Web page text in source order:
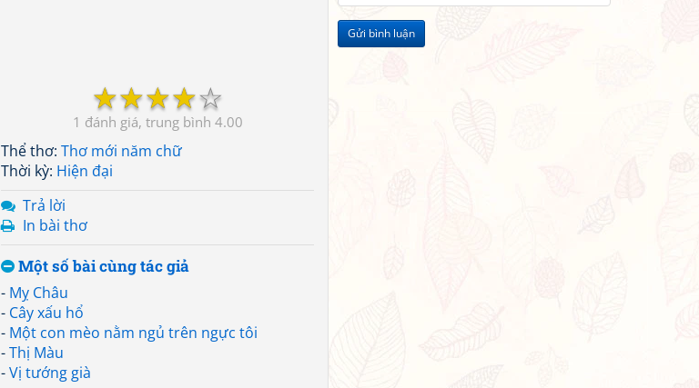
Gửi bình luận
☆
☆
☆
☆
☆
1 4.00
Thể thơ: Thơ mới năm chữ
Thời kỳ: Hiện đại
Trả lời
In bài thơ
Một số bài cùng tác giả
- Mỵ Châu
- Cây xấu hổ
- Một con mèo nằm ngủ trên ngực tôi
-Thị Màu
-Vị tướng già